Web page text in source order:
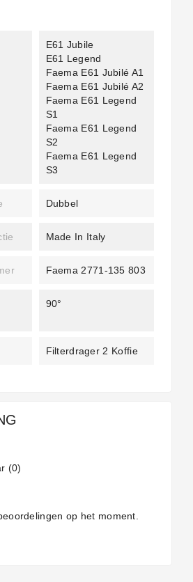
E61 Jubile
E61 Legend
Faema E61 Jubilé A1
Faema E61 Jubilé A2
Faema E61 Legend
S1
Faema E61 Legend
S2
Faema E61 Legend
S3
Dubbel
Made In Italy
Faema 2771-135 803
90°
Filterdrager 2 Koffie
(0)
op het moment.